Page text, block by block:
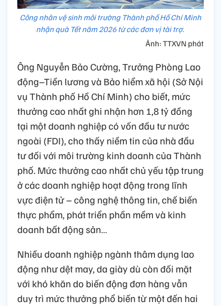
Công nhân vệ sinh môi trường Thành phố Hồ Chí Minh
nhận quà Tết năm 2026 từ các đơn vị tài trợ.
Ảnh: TTXVN phát
Ông Nguyễn Bảo Cường, Trưởng Phòng Lao
động–Tiền lương và Bảo hiểm xã hội (Sở Nội
vụ Thành phố Hồ Chí Minh) cho biết, mức
thưởng cao nhất ghi nhận hơn 1,8 tỷ đồng
tại một doanh nghiệp có vốn đầu tư nước
ngoài (FDI), cho thấy niềm tin của nhà đầu
tư đối với môi trường kinh doanh của Thành
phố. Mức thưởng cao nhất chủ yếu tập trung
ở các doanh nghiệp hoạt động trong lĩnh
vực điện tử – công nghệ thông tin, chế biến
thực phẩm, phát triển phần mềm và kinh
doanh bất động sản…
Nhiều doanh nghiệp ngành thâm dụng lao
động như dệt may, da giày dù còn đối mặt
với khó khăn do biến động đơn hàng vẫn
duy trì mức thưởng phổ biến từ một đến hai